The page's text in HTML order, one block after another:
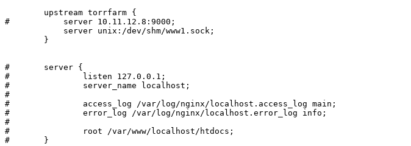
        upstream torrfarm {
#           server 10.11.12.8:9000;
            server unix:/dev/shm/www1.sock;
        }
#       server {
#               listen 127.0.0.1;
#               server_name localhost;
#
#               access_log /var/log/nginx/localhost.access_log main;
#               error_log /var/log/nginx/localhost.error_log info;
#
#               root /var/www/localhost/htdocs;
#       }